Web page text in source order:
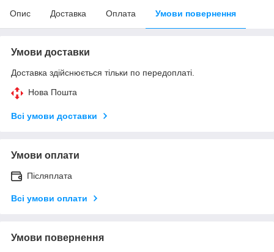
Опис Доставка Оплата Умови повернення
Умови доставки
Доставка здійснюється тільки по передоплаті.
Нова Пошта
Всі умови доставки
Умови оплати
Післяплата
Всі умови оплати
Умови повернення